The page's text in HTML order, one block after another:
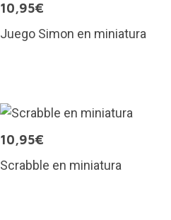
10,95€
Juego Simon en miniatura
10,95€
Scrabble en miniatura